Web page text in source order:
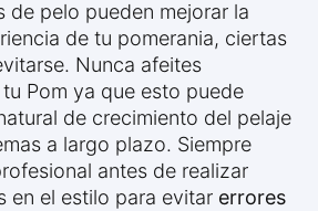
de pelo pueden mejorar la
de tu pomerania, ciertas
Nunca afeites
Pom ya que esto puede
de crecimiento del pelaje
a largo plazo. Siempre
antes de realizar
en el estilo para evitar errores